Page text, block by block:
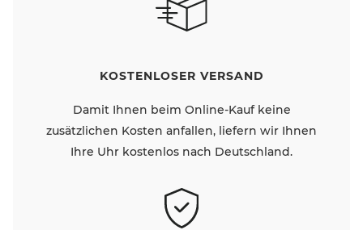
KOSTENLOSER VERSAND
Damit Ihnen beim Online-Kauf keine
zusätzlichen Kosten anfallen, liefern wir Ihnen
Ihre Uhr kostenlos nach Deutschland.